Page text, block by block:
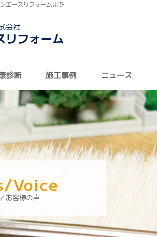
エースリフォームまで
会社
リフォーム
診断 施工事例 ニュース
Voice
お客様の声